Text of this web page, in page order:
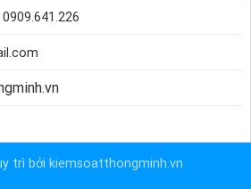
trì bởi kiemsoatthongminh.vn